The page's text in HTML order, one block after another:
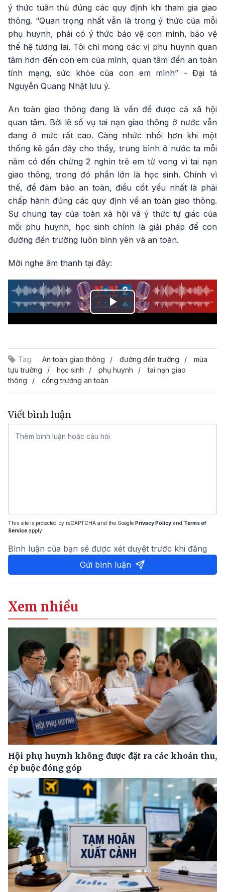
ý thức tuân thủ đúng các quy định khi tham gia giao
thông. “Quan trọng nhất vẫn là trong ý thức của mỗi
phụ huynh, phải có ý thức bảo vệ con mình, bảo vệ
thế hệ tương lai. Tôi chỉ mong các vị phụ huynh quan
tâm hơn đến con em của mình, quan tâm đến an toàn
tính mạng, sức khỏe của con em mình” - Đại tá
Nguyễn Quang Nhật lưu ý.
An toàn giao thông đang là vấn đề được cả xã hội
quan tâm. Bởi lẽ số vụ tai nạn giao thông ở nước vẫn
đang ở mức rất cao. Càng nhức nhối hơn khi một
thống kê gần đây cho thấy, trung bình ở nước ta mỗi
năm có đến chừng 2 nghìn trẻ em tử vong vì tai nạn
giao thông, trong đó phần lớn là học sinh. Chính vì
thế, để đảm bảo an toàn, điều cốt yếu nhất là phải
chấp hành đúng các quy định về an toàn giao thông.
Sự chung tay của toàn xã hội và ý thức tự giác của
mỗi phụ huynh, học sinh chính là giải pháp để con
đường đến trường luôn bình yên và an toàn.
Mời nghe âm thanh tại đây:
Play
Tag: An toàn giao thông đường đến trường
mùa
tựu trường
học sinh phụ huynh
tai nạn giao
thông
cổng trường an toàn
Viết bình luận
This site is protected by reCAPTCHA and the Google Privacy Policy and Terms of
Service apply.
Bình luận của bạn sẽ được xét duyệt trước khi đăng
Gửi bình luận
Xem nhiều
Hội phụ huynh không được đặt ra các khoản thu,
ép buộc đóng góp